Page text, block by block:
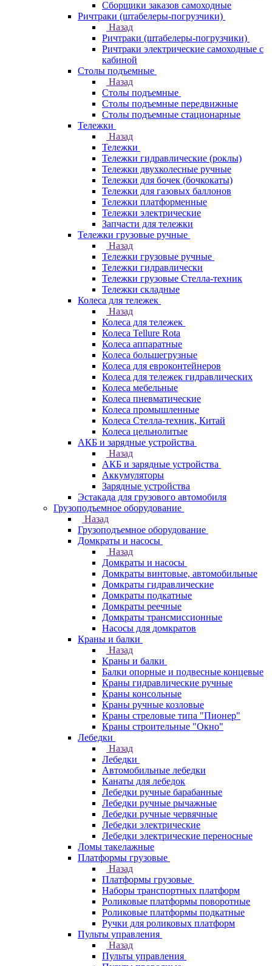
Сборщики заказов самоходные
Ричтраки (штабелеры-погрузчики)
Назад
Ричтраки (штабелеры-погрузчики)
Ричтраки электрические самоходные с
кабиной
Столы подъемные
Назад
Столы подъемные
Столы подъемные передвижные
Столы подъемные стационарные
Тележки
Назад
Тележки
Тележки гидравлические (роклы)
Тележки двухколесные ручные
Тележки для бочек (бочкокаты)
Тележки для газовых баллонов
Тележки платформенные
Тележки электрические
Запчасти для тележки
Тележки грузовые ручные
Назад
Тележки грузовые ручные
Тележки гидравлически
Тележки грузовые Стелла-техник
Тележки складные
Колеса для тележек
Назад
Колеса для тележек
Колеса Tellure Rota
Колеса аппаратные
Колеса большегрузные
Колеса для евроконтейнеров
Колеса для тележек гидравлических
Колеса мебельные
Колеса пневматические
Колеса промышленные
Колеса Стелла-техник, Китай
Колеса цельнолитые
АКБ и зарядные устройства
Назад
АКБ и зарядные устройства
Аккумуляторы
Зарядные устройства
Эстакада для грузового автомобиля
Грузоподъемное оборудование
Назад
Грузоподъемное оборудование
Домкраты и насосы
Назад
Домкраты и насосы
Домкраты винтовые, автомобильные
Домкраты гидравлические
Домкраты подкатные
Домкраты реечные
Домкраты трансмиссионные
Насосы для домкратов
Краны и балки
Назад
Краны и балки
Балки опорные и подвесные концевые
Краны гидравлические ручные
Краны консольные
Краны ручные козловые
Краны стреловые типа "Пионер"
Краны строительные "Окно"
Лебедки
Назад
Лебедки
Автомобильные лебедки
Канаты для лебедок
Лебедки ручные барабанные
Лебедки ручные рычажные
Лебедки ручные червячные
Лебедки электрические
Лебедки электрические переносные
Ломы такелажные
Платформы грузовые
Назад
Платформы грузовые
Наборы транспортных платформ
Роликовые платформы поворотные
Роликовые платформы подкатные
Ручки для роликовых платформ
Пульты управления
Назад
Пульты управления